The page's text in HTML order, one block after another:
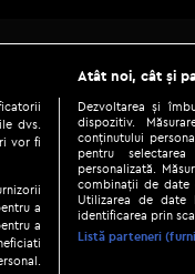
© 2026 / DIGI
|Politica de
dvs.
vor fi
a
a
Atât noi, cât și
Dezvoltarea și
dispozitiv.
conținutului
pentru
personalizată.
combinații de date
Utilizarea de date
identificarea prin
Listă parteneri